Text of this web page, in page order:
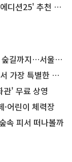
25' 추천 코스
울둘레길 15코스
한 편의점의 정체
관' 무료 상영
어린이 체력장
속 피서 떠나볼까